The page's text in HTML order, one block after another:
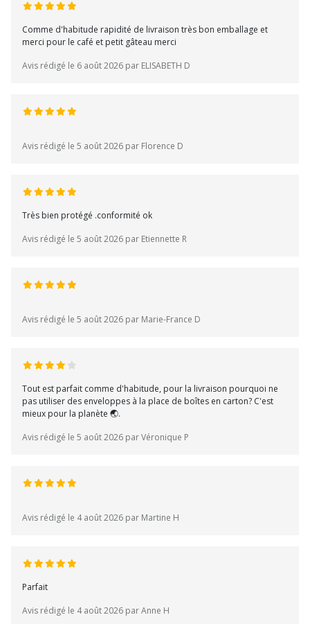
Comme d'habitude rapidité de livraison très bon emballage et
merci pour le café et petit gâteau merci
Avis rédigé le 6 août 2026 par ELISABETH D
Avis rédigé le 5 août 2026 par Florence D
Très bien protégé .conformité ok
Avis rédigé le 5 août 2026 par Etiennette R
Avis rédigé le 5 août 2026 par Marie-France D
Tout est parfait comme d'habitude, pour la livraison pourquoi ne
pas utiliser des enveloppes à la place de boîtes en carton? C'est
mieux pour la planète 🌏.
Avis rédigé le 5 août 2026 par Véronique P
Avis rédigé le 4 août 2026 par Martine H
Parfait
Avis rédigé le 4 août 2026 par Anne H